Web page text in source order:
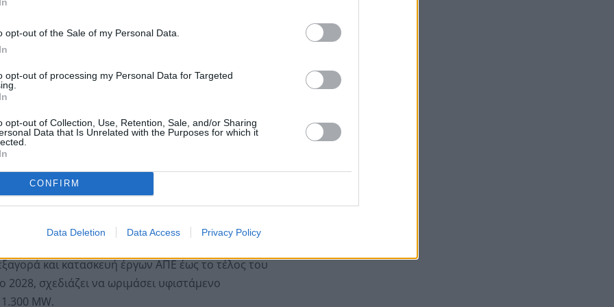
opt-out of the Sale of my Personal Data.
opt-out of processing my Personal Data for Targeted
opt-out of Collection, Use, Retention, Sale, and/or Sharing
Data that Is Unrelated with the Purposes for which it
CONFIRM
Data Deletion Data Access Privacy Policy
στην κερδοφορία του.
Ενέργειας (ΑΠΕ), τομέας στον οποίο ο Όμιλος
για έργα ΑΠΕ ισχύος 1.300 MW, μέσα από την
και κατασκευή έργων ΑΠΕ έως το τέλος του
σχεδιάζει να ωριμάσει υφιστάμενο
MW.